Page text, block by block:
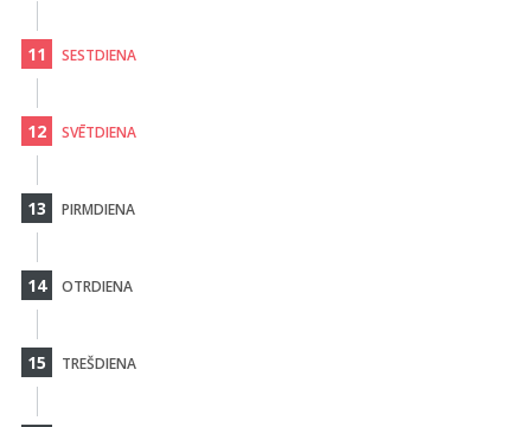
11 SESTDIENA
12 SVĒTDIENA
13 PIRMDIENA
14 OTRDIENA
15 TREŠDIENA